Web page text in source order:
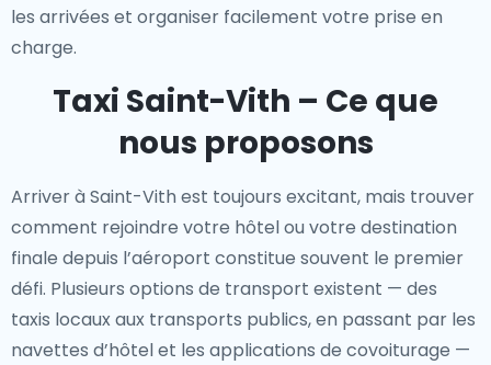
les arrivées et organiser facilement votre prise en
charge.
Taxi Saint-Vith – Ce que
nous proposons
Arriver à Saint-Vith est toujours excitant, mais trouver
comment rejoindre votre hôtel ou votre destination
finale depuis l’aéroport constitue souvent le premier
défi. Plusieurs options de transport existent — des
taxis locaux aux transports publics, en passant par les
navettes d’hôtel et les applications de covoiturage —